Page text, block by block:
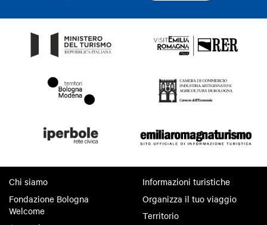
Chi siamo
Fondazione Bologna
Welcome
Informazioni turistiche
Organizza il tuo viaggio
Territorio